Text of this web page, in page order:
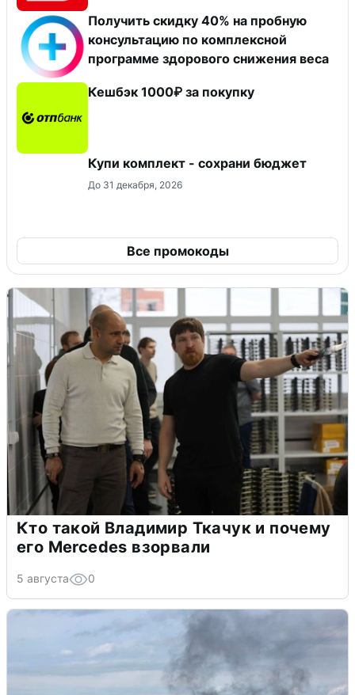
Получить скидку 40% на пробную
консультацию по комплексной
программе здорового снижения веса
Кешбэк 1000₽ за покупку
Купи комплект - сохрани бюджет
До 31 декабря, 2026
Все промокоды
Кто такой Владимир Ткачук и почему
его Mercedes взорвали
5 августа 0